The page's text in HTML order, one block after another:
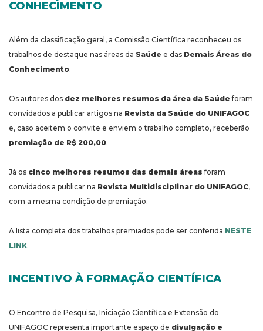
CONHECIMENTO
Além da classificação geral, a Comissão Científica reconheceu os
trabalhos de destaque nas áreas da Saúde e das Demais Áreas do
Conhecimento.
Os autores dos dez melhores resumos da área da Saúde foram
convidados a publicar artigos na Revista da Saúde do UNIFAGOC
e, caso aceitem o convite e enviem o trabalho completo, receberão
premiação de R$ 200,00.
Já os cinco melhores resumos das demais áreas foram
convidados a publicar na Revista Multidisciplinar do UNIFAGOC,
com a mesma condição de premiação.
A lista completa dos trabalhos premiados pode ser conferida NESTE
LINK.
INCENTIVO À FORMAÇÃO CIENTÍFICA
O Encontro de Pesquisa, Iniciação Científica e Extensão do
UNIFAGOC representa importante espaço de divulgação e